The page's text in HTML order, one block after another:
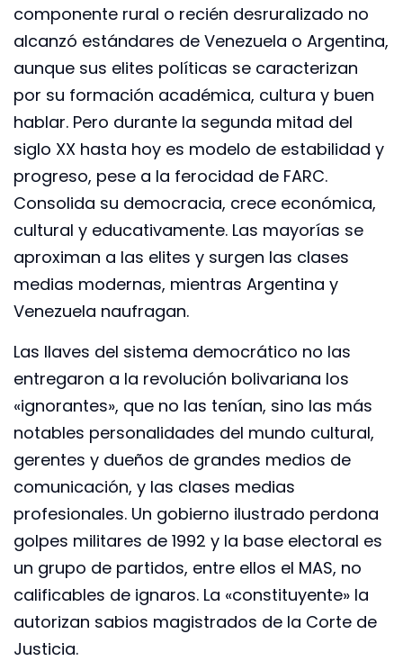
componente rural o recién desruralizado no
alcanzó estándares de Venezuela o Argentina,
aunque sus elites políticas se caracterizan
por su formación académica, cultura y buen
hablar. Pero durante la segunda mitad del
siglo XX hasta hoy es modelo de estabilidad y
progreso, pese a la ferocidad de FARC.
Consolida su democracia, crece económica,
cultural y educativamente. Las mayorías se
aproximan a las elites y surgen las clases
medias modernas, mientras Argentina y
Venezuela naufragan.
Las llaves del sistema democrático no las
entregaron a la revolución bolivariana los
«ignorantes», que no las tenían, sino las más
notables personalidades del mundo cultural,
gerentes y dueños de grandes medios de
comunicación, y las clases medias
profesionales. Un gobierno ilustrado perdona
golpes militares de 1992 y la base electoral es
un grupo de partidos, entre ellos el MAS, no
calificables de ignaros. La «constituyente» la
autorizan sabios magistrados de la Corte de
Justicia.